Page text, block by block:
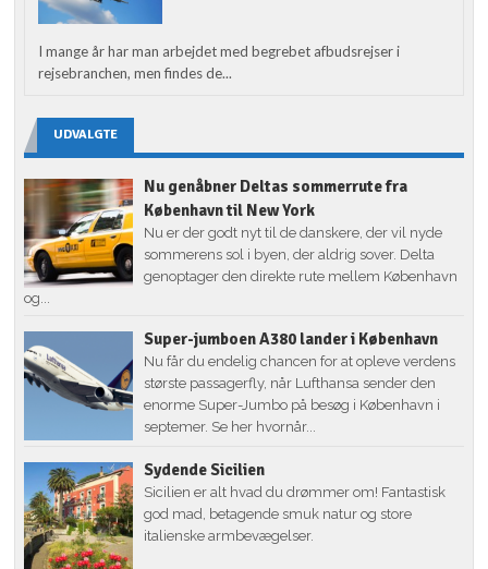
I mange år har man arbejdet med begrebet afbudsrejser i
rejsebranchen, men findes de...
UDVALGTE
Nu genåbner Deltas sommerrute fra
København til New York
Nu er der godt nyt til de danskere, der vil nyde
sommerens sol i byen, der aldrig sover. Delta
genoptager den direkte rute mellem København
og...
Super-jumboen A380 lander i København
Nu får du endelig chancen for at opleve verdens
største passagerfly, når Lufthansa sender den
enorme Super-Jumbo på besøg i København i
septemer. Se her hvornår...
Sydende Sicilien
Sicilien er alt hvad du drømmer om! Fantastisk
god mad, betagende smuk natur og store
italienske armbevægelser.